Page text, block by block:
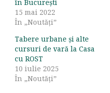
în București
15 mai 2022
În „Noutăți”
Tabere urbane și alte
cursuri de vară la Casa
cu ROST
10 iulie 2025
În „Noutăți”